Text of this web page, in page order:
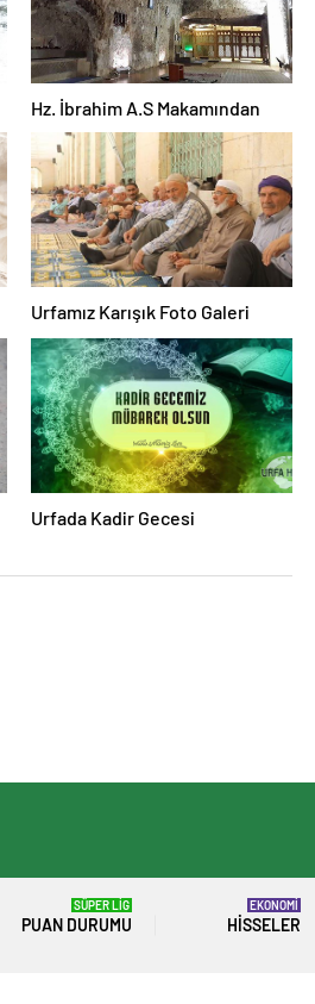
Hz. İbrahim A.S Makamından
Urfamız Karışık Foto Galeri
Urfada Kadir Gecesi
PUAN DURUMU
SÜPER LİG
HISSELER
EKONOMİ